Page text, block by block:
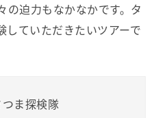
の迫力もなかなかです。タ
していただきたいツアーで
ま探検隊